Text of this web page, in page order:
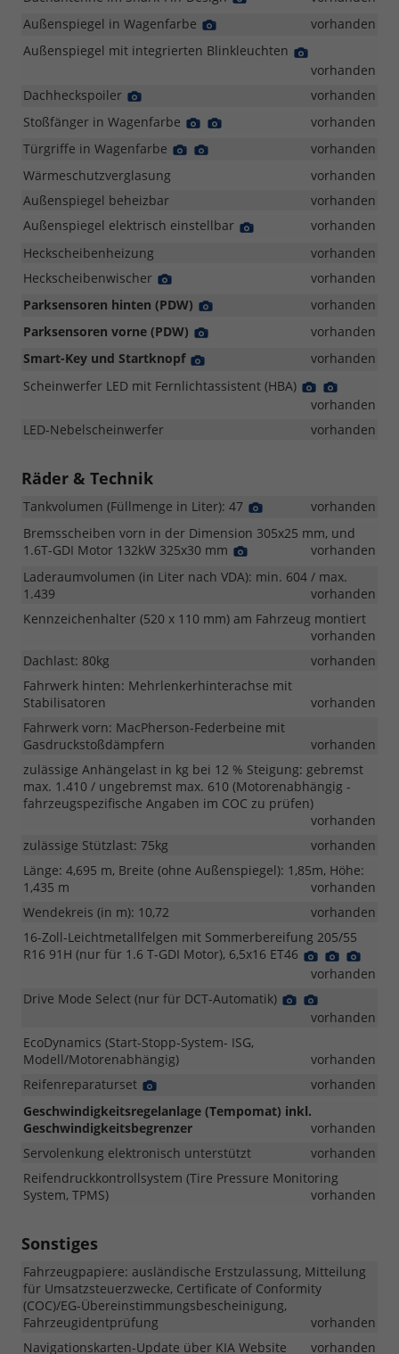
Außenspiegel in Wagenfarbe
vorhanden
Außenspiegel mit integrierten Blinkleuchten
Foto
vorhanden
Dachheckspoiler
vorhanden
Stoßfänger in Wagenfarbe
Detail
vorhanden
Türgriffe in Wagenfarbe
Detail
vorhanden
Wärmeschutzverglasung
vorhanden
Außenspiegel beheizbar
vorhanden
Außenspiegel elektrisch einstellbar
vorhanden
Heckscheibenheizung
vorhanden
Heckscheibenwischer
vorhanden
Parksensoren hinten (PDW)
vorhanden
Parksensoren vorne (PDW)
vorhanden
Smart-Key und Startknopf
vorhanden
Scheinwerfer LED mit Fernlichtassistent (HBA)
Detail
FotoFoto
vorhanden
LED-Nebelscheinwerfer
vorhanden
Räder & Technik
Tankvolumen (Füllmenge in Liter): 47
vorhanden
Bremsscheiben vorn in der Dimension 305x25 mm, und
1.6T-GDI Motor 132kW 325x30 mm
vorhanden
Laderaumvolumen (in Liter nach VDA): min. 604 / max.
1.439
vorhanden
Kennzeichenhalter (520 x 110 mm) am Fahrzeug montiert
vorhanden
Dachlast: 80kg
vorhanden
Fahrwerk hinten: Mehrlenkerhinterachse mit
Stabilisatoren
vorhanden
Fahrwerk vorn: MacPherson-Federbeine mit
Gasdruckstoßdämpfern
vorhanden
zulässige Anhängelast in kg bei 12 % Steigung: gebremst
max. 1.410 / ungebremst max. 610 (Motorenabhängig -
fahrzeugspezifische Angaben im COC zu prüfen)
vorhanden
zulässige Stützlast: 75kg
vorhanden
Länge: 4,695 m, Breite (ohne Außenspiegel): 1,85m, Höhe:
1,435 m
vorhanden
Wendekreis (in m): 10,72
vorhanden
16-Zoll-Leichtmetallfelgen mit Sommerbereifung 205/55
R16 91H (nur für 1.6 T-GDI Motor), 6,5x16 ET46
Detail
Foto
Detail
FotoFoto
vorhanden
Drive Mode Select (nur für DCT-Automatik)
Detail
FotoFoto
vorhanden
EcoDynamics (Start-Stopp-System- ISG,
Modell/Motorenabhängig)
vorhanden
Reifenreparaturset
vorhanden
Geschwindigkeitsregelanlage (Tempomat) inkl.
Geschwindigkeitsbegrenzer
vorhanden
Servolenkung elektronisch unterstützt
vorhanden
Reifendruckkontrollsystem (Tire Pressure Monitoring
System, TPMS)
vorhanden
Sonstiges
Fahrzeugpapiere: ausländische Erstzulassung, Mitteilung
für Umsatzsteuerzwecke, Certificate of Conformity
(COC)/EG-Übereinstimmungsbescheinigung,
Fahrzeugidentprüfung
vorhanden
Navigationskarten-Update über KIA Website
vorhanden